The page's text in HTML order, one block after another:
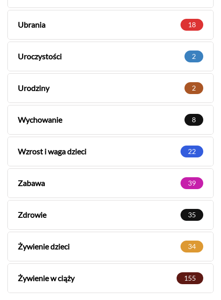
Ubrania 18
Uroczystości 2
Urodziny 2
Wychowanie 8
Wzrost i waga dzieci 22
Zabawa 39
Zdrowie 35
Żywienie dzieci 34
Żywienie w ciąży 155